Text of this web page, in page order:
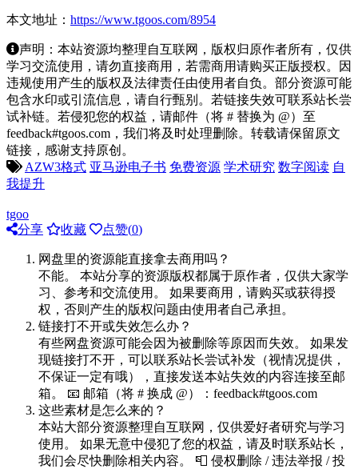
本文地址： https://www.tgoos.com/8954
声明：本站资源均整理自互联网，版权归原作者所有，仅供
学习交流使用，请勿直接商用，若需商用请购买正版授权。因
违规使用产生的版权及法律责任由使用者自负。部分资源可能
包含水印或引流信息，请自行甄别。若链接失效可联系站长尝
试补链。若侵犯您的权益，请邮件（将 # 替换为 @）至
feedback#tgoos.com，我们将及时处理删除。转载请保留原文
链接，感谢支持原创。
AZW3格式 亚马逊电子书 免费资源 学术研究 数字阅读 自
我提升
tgoo
分享
收藏 点赞(0)
网盘里的资源能直接拿去商用吗？
不能。 本站分享的资源版权都属于原作者，仅供大家学
习、参考和交流使用。 如果要商用，请购买或获得授
权，否则产生的版权问题由使用者自己承担。
链接打不开或失效怎么办？
有些网盘资源可能会因为被删除等原因而失效。 如果发
现链接打不开，可以联系站长尝试补发（视情况提供，
不保证一定有哦），直接发送本站失效的内容连接至邮
箱。 📧 邮箱（将 # 换成 @）：feedback#tgoos.com
这些素材是怎么来的？
本站大部分资源整理自互联网，仅供爱好者研究与学习
使用。 如果无意中侵犯了您的权益，请及时联系站长，
我们会尽快删除相关内容。 📮 侵权删除 / 违法举报 / 投